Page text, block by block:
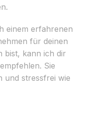
einem erfahrenen
für deinen
bist, kann ich dir
Sie
und stressfrei wie